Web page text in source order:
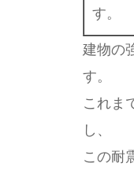
す。
建物の
す。
これま
し、
この耐